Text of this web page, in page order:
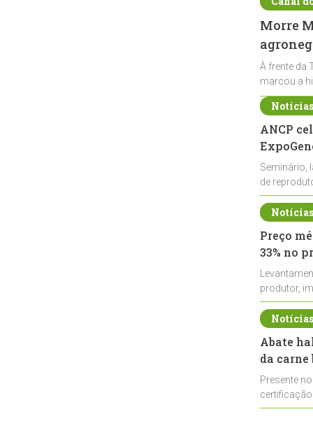
Morre
À frente da
marcou a
ANCP
Seminário,
de
durante a
Preço
33% no
produtor,
de leite cru
Abate
da
Presente